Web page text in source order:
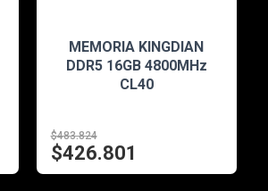
MEMORIA KINGDIAN
DDR5 16GB 4800MHz
CL40
$483.824
$426.801